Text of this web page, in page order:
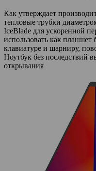
Как утверждает
тепловые трубки
IceBlade для ускоренной
использовать как планшет
клавиатуре и шарниру,
Ноутбук без последствий
открывания